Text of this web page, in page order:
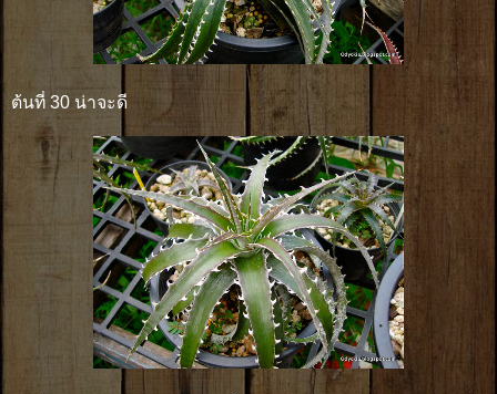
ต้นที่ 30 น่าจะดี